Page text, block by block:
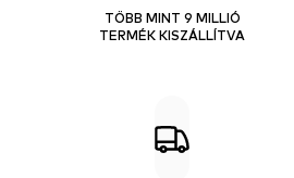
TÖBB MINT 9 MILLIÓ
TERMÉK KISZÁLLÍTVA